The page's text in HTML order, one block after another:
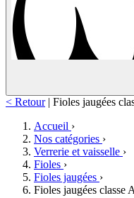
< Retour | Fioles jaugées
Accueil ›
Nos catégories ›
Verrerie et vaisselle ›
Fioles ›
Fioles jaugées ›
Fioles jaugées classe